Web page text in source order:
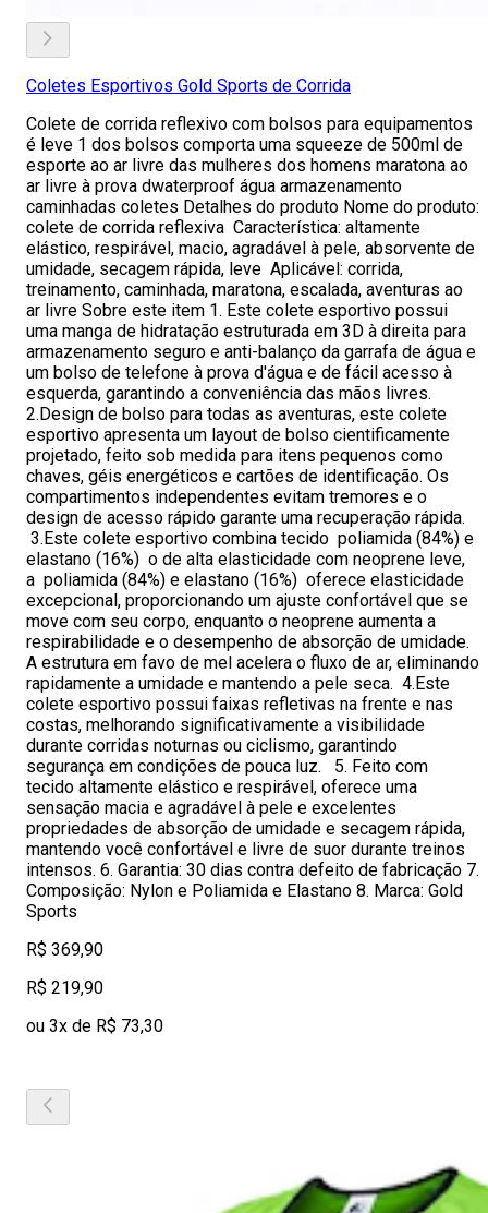
Coletes Esportivos Gold Sports de Corrida
Colete de corrida reflexivo com bolsos para equipamentos
é leve 1 dos bolsos comporta uma squeeze de 500ml de
esporte ao ar livre das mulheres dos homens maratona ao
ar livre à prova dwaterproof água armazenamento
caminhadas coletes Detalhes do produto Nome do produto:
colete de corrida reflexiva Característica: altamente
elástico, respirável, macio, agradável à pele, absorvente de
umidade, secagem rápida, leve Aplicável: corrida,
treinamento, caminhada, maratona, escalada, aventuras ao
ar livre Sobre este item 1. Este colete esportivo possui
uma manga de hidratação estruturada em 3D à direita para
armazenamento seguro e anti-balanço da garrafa de água e
um bolso de telefone à prova d'água e de fácil acesso à
esquerda, garantindo a conveniência das mãos livres.
2.Design de bolso para todas as aventuras, este colete
esportivo apresenta um layout de bolso cientificamente
projetado, feito sob medida para itens pequenos como
chaves, géis energéticos e cartões de identificação. Os
compartimentos independentes evitam tremores e o
design de acesso rápido garante uma recuperação rápida.
3.Este colete esportivo combina tecido poliamida (84%) e
elastano (16%) o de alta elasticidade com neoprene leve,
a poliamida (84%) e elastano (16%) oferece elasticidade
excepcional, proporcionando um ajuste confortável que se
move com seu corpo, enquanto o neoprene aumenta a
respirabilidade e o desempenho de absorção de umidade.
A estrutura em favo de mel acelera o fluxo de ar, eliminando
rapidamente a umidade e mantendo a pele seca. 4.Este
colete esportivo possui faixas refletivas na frente e nas
costas, melhorando significativamente a visibilidade
durante corridas noturnas ou ciclismo, garantindo
segurança em condições de pouca luz. 5. Feito com
tecido altamente elástico e respirável, oferece uma
sensação macia e agradável à pele e excelentes
propriedades de absorção de umidade e secagem rápida,
mantendo você confortável e livre de suor durante treinos
intensos. 6. Garantia: 30 dias contra defeito de fabricação 7.
Composição: Nylon e Poliamida e Elastano 8. Marca: Gold
Sports
R$ 369,90
R$ 219,90
ou 3x de R$ 73,30